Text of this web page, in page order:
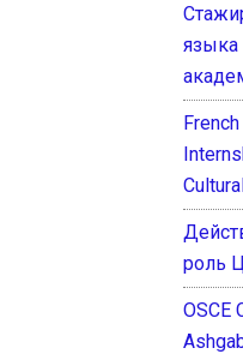
языка
роль
OSCE